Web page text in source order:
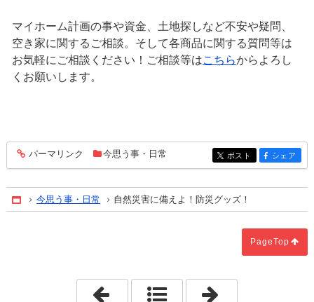
マイホーム計画の事や資金、土地探しなど不安や疑問、
空き家に関するご相談。そして各商品に関する質問等は
お気軽にご相談ください！ご相談等はこちらからよろし
くお願いします。
entry1751
パーマリンク 今思う事・日常 entry1751
ポスト entry1751
シェア
Home
今思う事・日常 自然災害に備えよ！防災グッズ！
PageTop
「のんびり暮らせる&とても便利な場所